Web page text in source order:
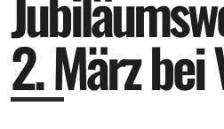
2.Märzbei